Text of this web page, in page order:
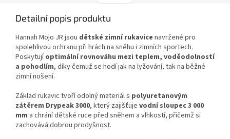
Detailní popis produktu
Hannah Mojo JR jsou dětské zimní rukavice navržené pro
spolehlivou ochranu při hrách na sněhu i zimních sportech.
Poskytujíoptimální rovnováhu mezi teplem, voděodolností
a pohodlím, díky čemuž se hodí jak na lyžování, tak na běžné
zimní nošení.
Základ rukavic tvoří odolný materiál s polyuretanovým
zátěrem Drypeak 3000, který zajišťuje vodní sloupec 3 000
mm a chrání dětské ruce před sněhem a vlhkostí, přičemž si
zachovává dobrou prodyšnost.